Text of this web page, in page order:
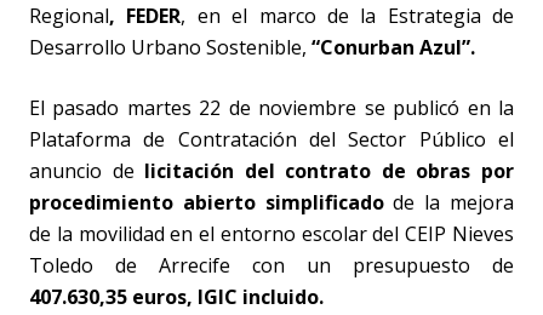
Regional, FEDER, en el marco de la Estrategia de
Desarrollo Urbano Sostenible, “Conurban Azul”.
El pasado martes 22 de noviembre se publicó en la
Plataforma de Contratación del Sector Público el
anuncio de licitación del contrato de obras por
procedimiento abierto simplificadode la mejora
de la movilidad en el entorno escolar del CEIP Nieves
Toledo de Arrecife con un presupuesto de
407.630,35 euros, IGIC incluido.